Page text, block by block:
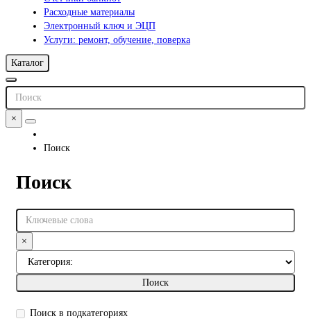
Расходные материалы
Электронный ключ и ЭЦП
Услуги: ремонт, обучение, поверка
Каталог
×
Поиск
Поиск
×
Поиск
Поиск в подкатегориях